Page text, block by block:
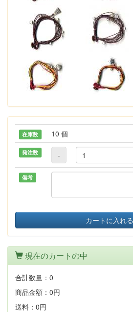
在庫数 10 個
発注数 -
備考
カートに入れる
現在のカートの中
合計数量： 0
商品金額： 0円
送料： 0円